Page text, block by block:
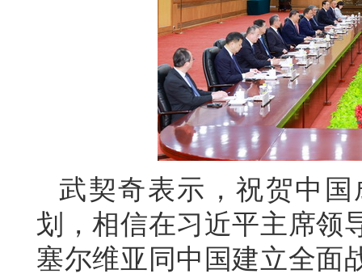
武契奇表示，祝贺中
划，相信在习近平主席领
塞尔维亚同中国建立全面